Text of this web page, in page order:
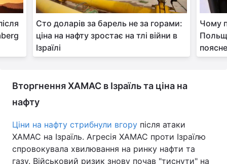
Сто доларів за барель не за горами:
ціна на нафту зростає на тлі війни в
Ізраїлі
Чому
Вторгнення ХАМАС в Ізраїль та ціна на
нафту
Ціни на нафту стрибнули вгору після атаки
ХАМАС на Ізраїль. Агресія ХАМАС проти Ізраїлю
спровокувала хвилювання на ринку нафти та
газу. Військовий ризик знову почав "тиснути" на